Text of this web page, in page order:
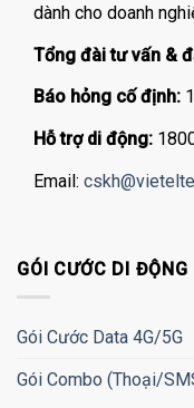
dành cho doanh
Tổng đài tư vấn &
Báo hỏng cố định:
Hỗ trợ di động:
Email:
GÓI CƯỚC DI ĐỘNG
Gói Cước Data 4G/5G
Gói Combo (Thoại/